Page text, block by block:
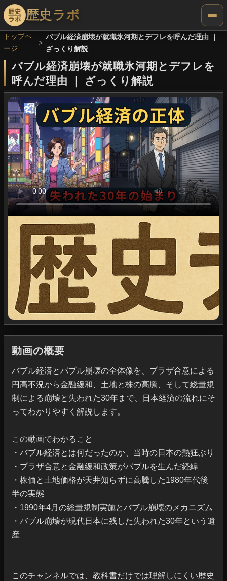
歴史ラボ
トップペ
ージ
バブル経済崩壊が就職氷河期とデフレを呼んだ理由 ｜
ざっくり解説
バブル経済崩壊が就職氷河期とデフレを
呼んだ理由
ざっくり解説
動画の概要
バブル経済とバブル崩壊の全体像を、プラザ合意による
円高不況から金融緩和、土地と株の高騰、そして総量規
制による崩壊と失われた30年まで、日本経済の流れにそ
ってわかりやすく解説します。
この動画でわかること
・バブル経済とは何だったのか、当時の日本の熱狂ぶり
・プラザ合意と金融緩和政策がバブルを生んだ経緯
・株価と土地価格が天井知らずに高騰した1980年代後
半の実態
・1990年4月の総量規制実施とバブル崩壊のメカニズム
・バブル崩壊が現代日本に残した失われた30年という遺
産
このチャンネルでは、教科書だけでは理解しにくい歴史